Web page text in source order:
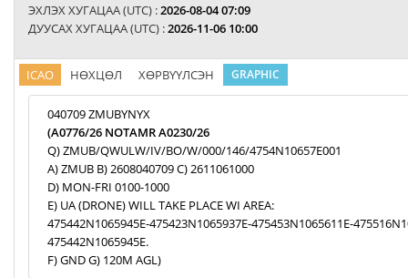
ЭХЛЭХ ХУГАЦАА (UTC) :2026-08-04 07:09
ДУУСАХ ХУГАЦАА (UTC) :2026-11-06 10:00
ICAO НӨХЦӨЛ ХӨРВҮҮЛСЭН GRAPHIC
040709 ZMUBYNYX
(A0776/26 NOTAMR A0230/26
Q) ZMUB/QWULW/IV/BO/W/000/146/4754N10657E001
A) ZMUB B) 2608040709 C) 2611061000
D) MON-FRI 0100-1000
E) UA (DRONE) WILL TAKE PLACE WI AREA:
475442N1065945E-475423N1065937E-475453N1065611E-
475442N1065945E.
F) GND G) 120M AGL)